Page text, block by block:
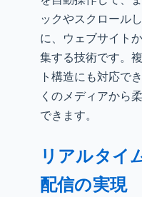
ックやスクロール
に、ウェブサイト
集する技術です。
ト構造にも対応で
くのメディアから
できます。
リアルタイ
配信の実現